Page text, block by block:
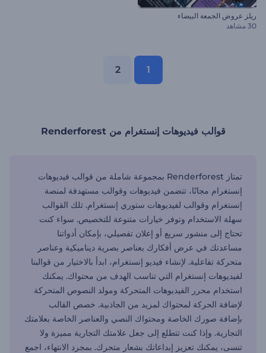
ريلز عروض الجمعة البيضاء
30 مشاهد
1
2
قوالب فيديوهات إنستغرام من Renderforest
تمتاز Renderforest بمجموعة شاملة من قوالب فيديوهات
إنستغرام مجانًا، تتضمن فيديوهات وقوالب مستهدفة لمنصة
إنستغرام وقوالب لفيديوهات ستوري إنستغرام. تلك القوالب
سهلة الاستخدام وتوفر خيارات متنوعة للتخصيص. سواء كنت
تحتاج إلى منشور سريع أو إعلان تفصيلي، بإمكان أدواتنا
مساعدتك في عرض أفكارك بعناصر بصرية ديناميكية وعناصر
متحركة تفاعلية. لإنشاء فيديو إنستغرام، ابدأ بالاختيار من قوالبنا
لفيديوهات إنستغرام التي تناسب الهدف من محتواك. يمكنك
استخدام محرر الفيديوهات المتحركة ومولد النصوص المتحركة
لإضافة الحركة لمحتواك لمزيد من الجاذبية. خصص القالب
بإضافة صورك الخاصة ومحتواك النصي والعناصر الخاصة بعلامتك
التجارية. وإذا كنت تتطلع إلى جعل علامتك التجارية مميزة ولا
تنسى، يمكنك تعزيز إبداعاتك بشعار متحرك. بمجرد الانتهاء، اجمع